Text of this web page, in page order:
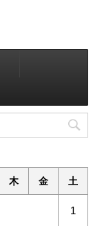
木 金 土
1